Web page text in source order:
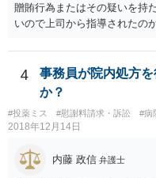
贈賄行為またはその疑いを持
いので上司から指導されたの
4
事務員が院内処方
か？
#投薬ミス #慰謝料請求・訴訟 #病
2018年12月14日
内藤 政信 弁護士